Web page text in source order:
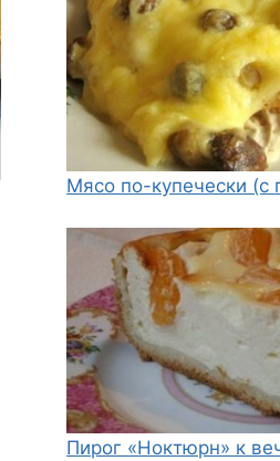
Мясо по-купечески (с
Пирог «Ноктюрн» к